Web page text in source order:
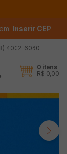
Inserir CEP
4002-6060
0 itens
R$ 0,00